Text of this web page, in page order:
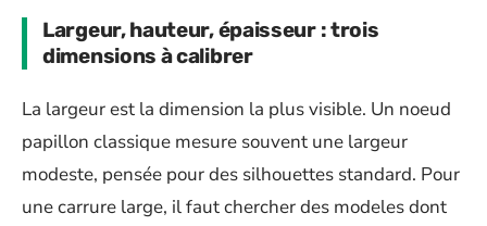
Largeur, hauteur, épaisseur : trois
dimensions à calibrer
La largeur est la dimension la plus visible. Un noeud
papillon classique mesure souvent une largeur
modeste, pensée pour des silhouettes standard. Pour
une carrure large, il faut chercher des modeles dont